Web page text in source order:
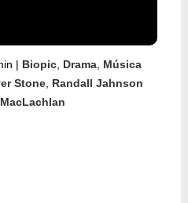
| Biopic Drama Música
Stone Randall Jahnson